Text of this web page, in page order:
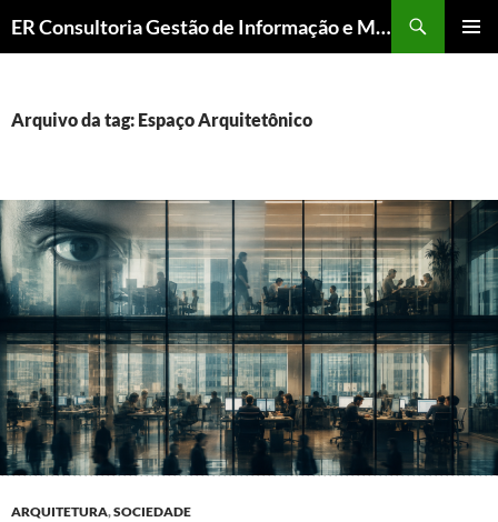
ER Consultoria Gestão de Informação e Memória Institucional
CONTEÚDO
Arquivo da tag: Espaço Arquitetônico
ARQUITETURA,SOCIEDADE